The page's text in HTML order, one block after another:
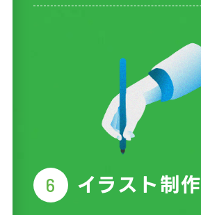
6 イラスト制作